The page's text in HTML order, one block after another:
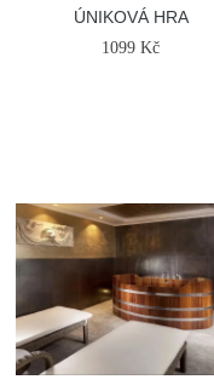
ÚNIKOVÁ HRA
1099 Kč